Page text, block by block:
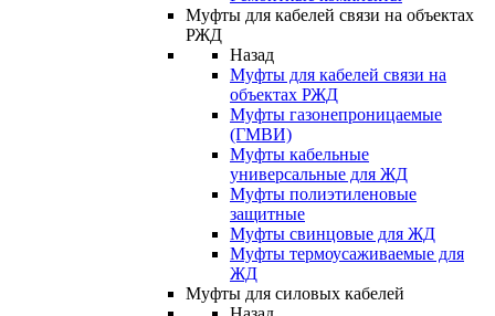
Муфты для кабелей связи на объектах
РЖД
Назад
Муфты для кабелей связи на
объектах РЖД
Муфты газонепроницаемые
(ГМВИ)
Муфты кабельные
универсальные для ЖД
Муфты полиэтиленовые
защитные
Муфты свинцовые для ЖД
Муфты термоусаживаемые для
ЖД
Муфты для силовых кабелей